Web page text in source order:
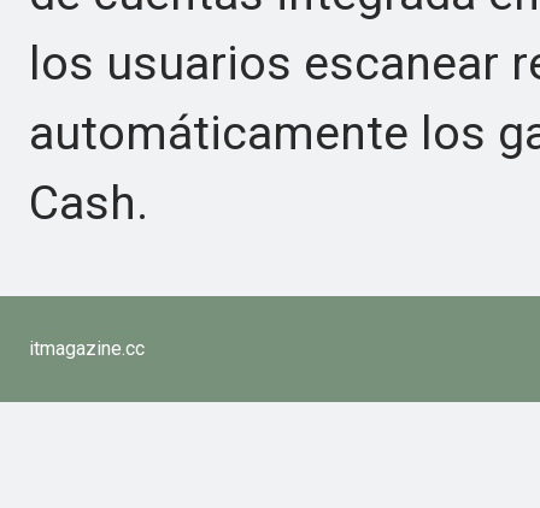
los usuarios escanear
automáticamente los
Cash.
itmagazine.cc